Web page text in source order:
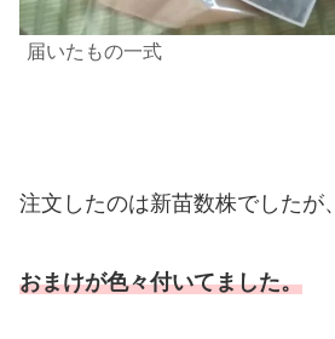
届いたもの一式
注文したのは新苗数株でしたが、
おまけが色々付いてました。